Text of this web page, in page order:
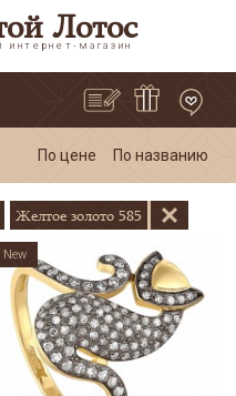
Лотос
интернет-магазин
По цене По названию
Желтое золото 585
New